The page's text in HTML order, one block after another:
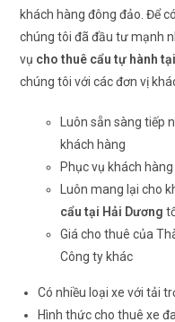
khách hàng đông đảo. Để
chúng tôi đã đầu tư mạnh
vụ cho thuê cẩu tự hành
chúng tôi với các đơn vị
Luôn sẵn sàng tiếp
khách hàng
Phục vụ khách
Luôn mang lại cho
cẩu tại Hải Dương
Giá cho thuê của
Công ty khác
Có nhiều loại xe với tải
Hình thức cho thuê xe